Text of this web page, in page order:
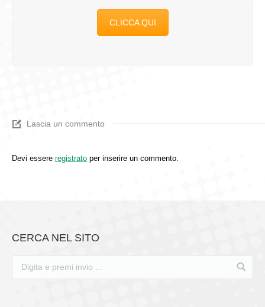
CLICCA QUI
Lascia un commento
Devi essere registrato per inserire un commento.
CERCA NEL SITO